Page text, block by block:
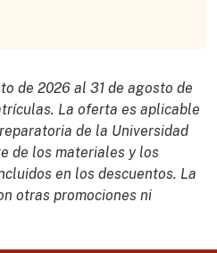
de 2026 al 31 de agosto de
La oferta es aplicable
de la Universidad
de los materiales y los
en los descuentos. La
otras promociones ni